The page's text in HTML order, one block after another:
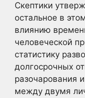
Скептики
остальное в
влиянию
человеческой
статистику
долгосрочных
разочарования
между двумя